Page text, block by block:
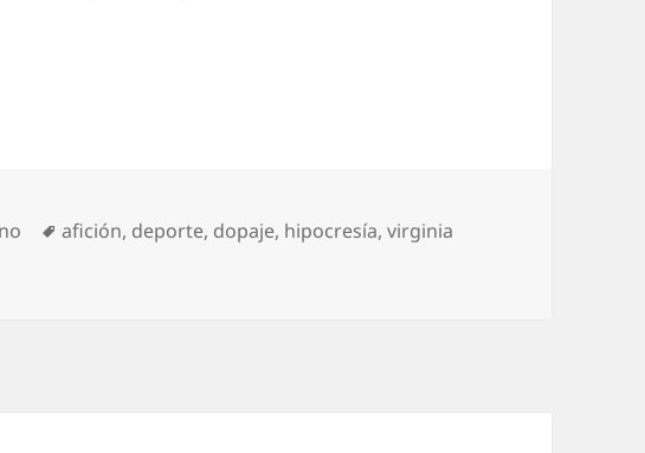
Etiquetas
afición, deporte, dopaje, hipocresía,virginia